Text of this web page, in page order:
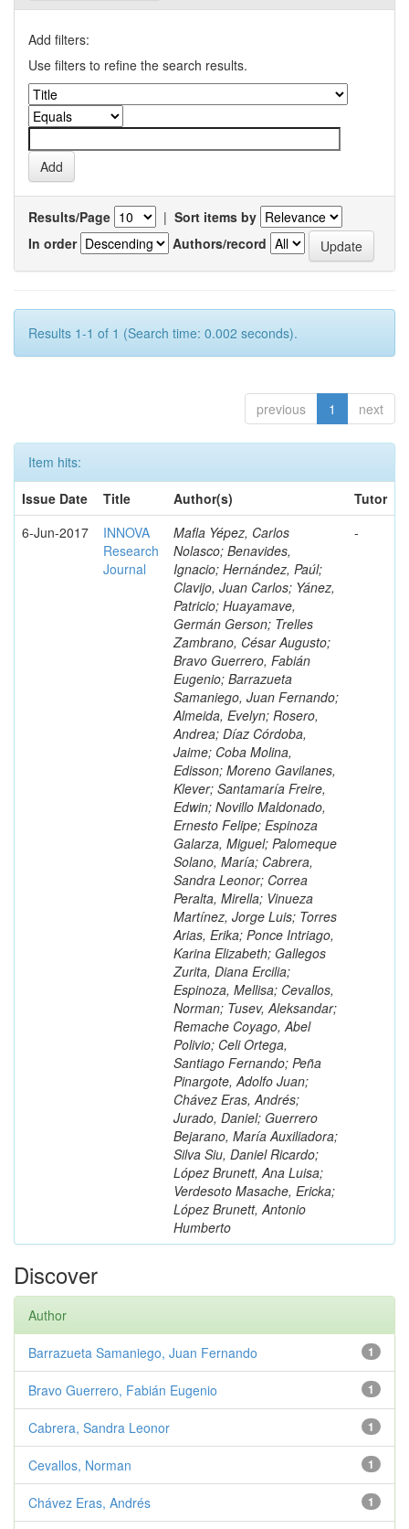
Add filters:
Use filters to refine the search results.
Results/Page | Sort items by
In order
Authors/record
Results 1-1 of 1 (Search time: 0.002 seconds).
previous 1 next
Item hits:
Issue Date
Title Author(s)
Tutor
6-Jun-2017
INNOVA
Research
Journal
Mafla Yépez, Carlos
Nolasco; Benavides,
Ignacio; Hernández, Paúl;
Clavijo, Juan Carlos; Yánez,
Patricio; Huayamave,
Germán Gerson; Trelles
Zambrano, César Augusto;
Bravo Guerrero, Fabián
Eugenio; Barrazueta
Samaniego, Juan Fernando;
Almeida, Evelyn; Rosero,
Andrea; Díaz Córdoba,
Jaime; Coba Molina,
Edisson; Moreno Gavilanes,
Klever; Santamaría Freire,
Edwin; Novillo Maldonado,
Ernesto Felipe; Espinoza
Galarza, Miguel; Palomeque
Solano, María; Cabrera,
Sandra Leonor; Correa
Peralta, Mirella; Vinueza
Martínez, Jorge Luis; Torres
Arias, Erika; Ponce Intriago,
Karina Elizabeth; Gallegos
Zurita, Diana Ercilia;
Espinoza, Mellisa; Cevallos,
Norman; Tusev, Aleksandar;
Remache Coyago, Abel
Polivio; Celi Ortega,
Santiago Fernando; Peña
Pinargote, Adolfo Juan;
Chávez Eras, Andrés;
Jurado, Daniel; Guerrero
Bejarano, María Auxiliadora;
Silva Siu, Daniel Ricardo;
López Brunett, Ana Luisa;
Verdesoto Masache, Ericka;
López Brunett, Antonio
Humberto
-
Discover
Author
1
Barrazueta Samaniego, Juan Fernando
1
Bravo Guerrero, Fabián Eugenio
1
Cabrera, Sandra Leonor
1
Cevallos, Norman
1
Chávez Eras, Andrés